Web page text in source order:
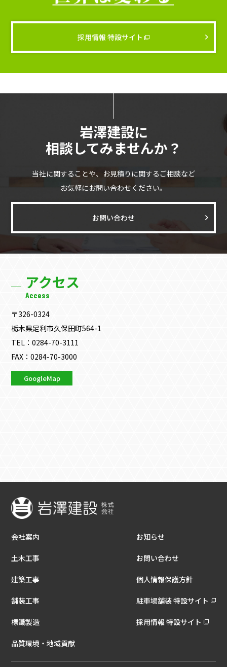
採用情報 特設サイト
岩澤建設に
相談してみませんか？
当社に関することや、お見積りに関するご相談など
お気軽にお問い合わせください。
お問い合わせ
アクセス
Access
〒326-0324
栃木県足利市久保田町564-1
TEL：0284-70-3111
FAX：0284-70-3000
GoogleMap
会社案内
土木工事
建築工事
舗装工事
標識製造
品質環境・地域貢献
お知らせ
お問い合わせ
個人情報保護方針
駐車場舗装 特設サイト
採用情報 特設サイト